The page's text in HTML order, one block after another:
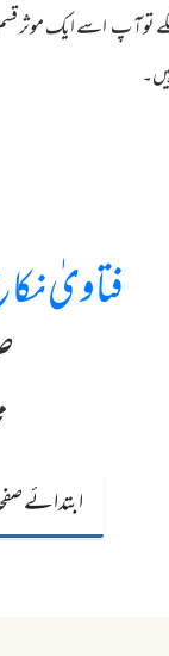
تو آ پ اسے ایک موثر
فتاویٰ
ابتدائے